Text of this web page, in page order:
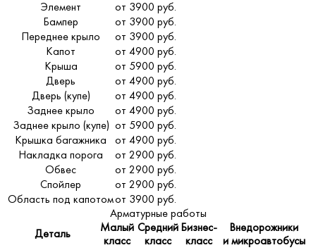
Элемент
от 3900 руб.
Бампер
от 3900 руб.
Переднее крыло
от 3900 руб.
Капот
от 4900 руб.
Крыша
от 5900 руб.
Дверь
от 4900 руб.
Дверь (купе)
от 4900 руб.
Заднее крыло
от 4900 руб.
Заднее крыло (купе) от 5900 руб.
Крышка багажника
от 4900 руб.
Накладка порога
от 2900 руб.
Обвес
от 2900 руб.
Спойлер
от 2900 руб.
Область под капотомот 3900 руб.
Арматурные работы
Деталь
Малый
класс
Средний
класс
Бизнес-
класс
Внедорожники
и микроавтобусы